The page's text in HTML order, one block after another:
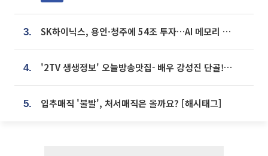
3. SK하이닉스, 용인·청주에 54조 투자…AI 메모리 생산기지 키운다
4. '2TV 생생정보' 오늘방송맛집- 배우 강성진 단골! 쌀국수ㆍ푸팟퐁 커리 맛집 '블○○○'
5. 입추매직 '불발', 처서매직은 올까요? [해시태그]